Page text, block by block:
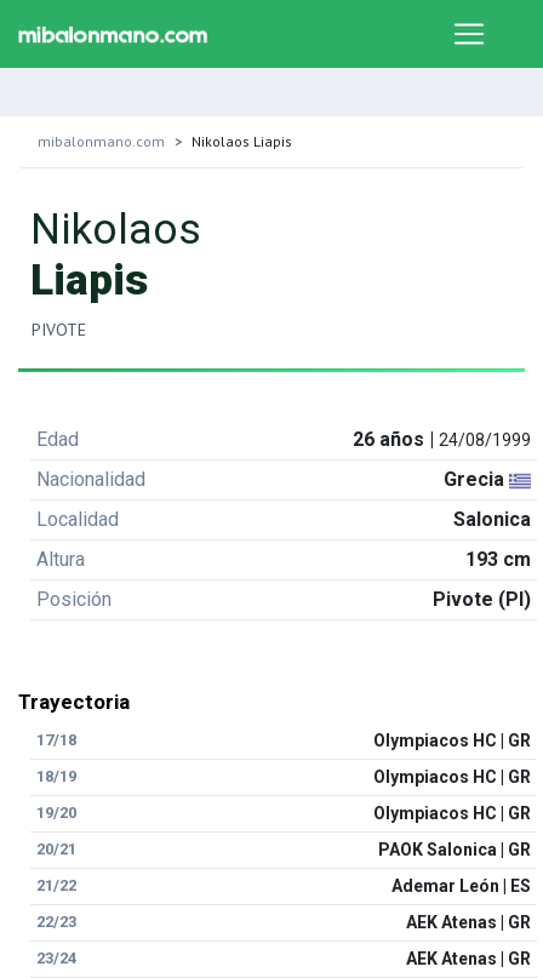
mibalonmano.com Nikolaos Liapis
Nikolaos
Liapis
PIVOTE
Edad 26 años |24/08/1999
Nacionalidad
Grecia
Localidad
Salonica
Altura
193 cm
Posición
Pivote (PI)
Trayectoria
17/18 Olympiacos HC | GR
18/19 Olympiacos HC | GR
19/20 Olympiacos HC | GR
20/21 PAOK Salonica | GR
21/22 Ademar León | ES
22/23 AEK Atenas | GR
23/24 AEK Atenas | GR